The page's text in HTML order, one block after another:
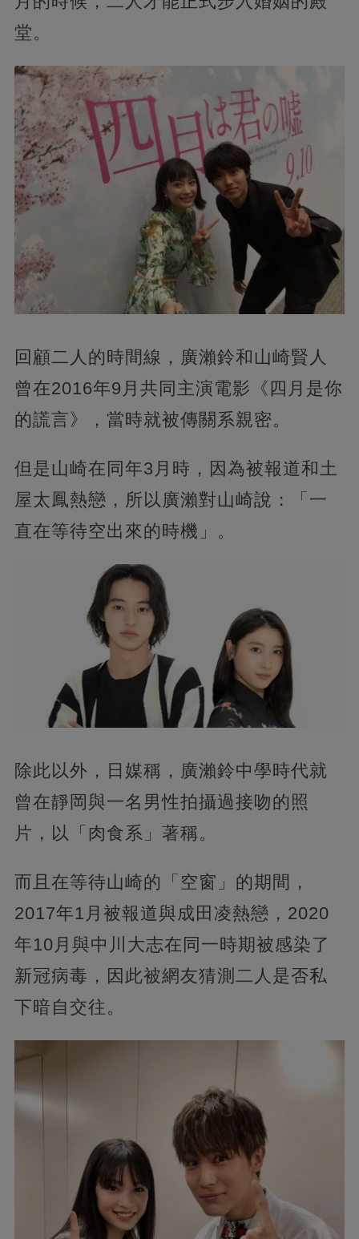
堂。
回顧二人的時間線，廣瀨鈴和山崎賢人
曾在2016年9月共同主演電影《四月是你
的謊言》，當時就被傳關系親密。
但是山崎在同年3月時，因為被報道和土
屋太鳳熱戀，所以廣瀨對山崎說：「一
直在等待空出來的時機」。
除此以外，日媒稱，廣瀨鈴中學時代就
曾在靜岡與一名男性拍攝過接吻的照
片，以「肉食系」著稱。
而且在等待山崎的「空窗」的期間，
2017年1月被報道與成田凌熱戀，2020
年10月與中川大志在同一時期被感染了
新冠病毒，因此被網友猜測二人是否私
下暗自交往。